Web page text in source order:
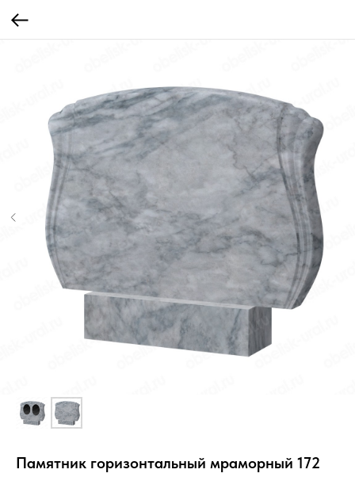
Памятник горизонтальный мраморный 172